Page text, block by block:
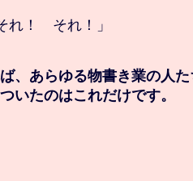
！　それ！」
、あらゆる物書き業の人
いたのはこれだけです。